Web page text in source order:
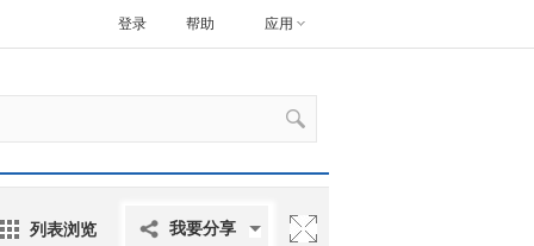
帮助 应用
登录
列表浏览 我要分享